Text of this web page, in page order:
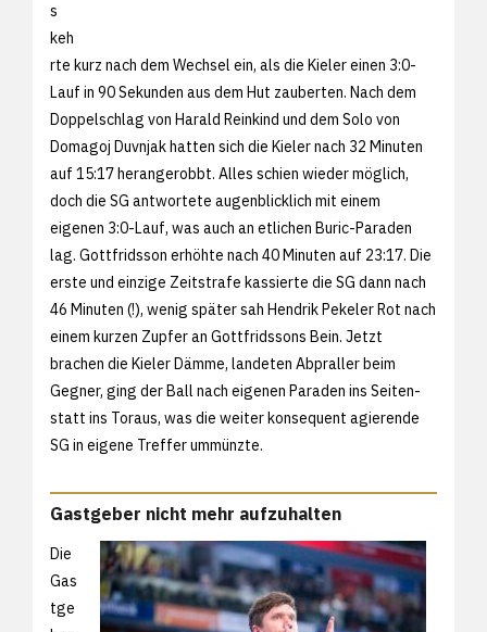
s
keh
rte kurz nach dem Wechsel ein, als die Kieler einen 3:0-
Lauf in 90 Sekunden aus dem Hut zauberten. Nach dem
Doppelschlag von Harald Reinkind und dem Solo von
Domagoj Duvnjak hatten sich die Kieler nach 32 Minuten
auf 15:17 herangerobbt. Alles schien wieder möglich,
doch die SG antwortete augenblicklich mit einem
eigenen 3:0-Lauf, was auch an etlichen Buric-Paraden
lag. Gottfridsson erhöhte nach 40 Minuten auf 23:17. Die
erste und einzige Zeitstrafe kassierte die SG dann nach
46 Minuten (!), wenig später sah Hendrik Pekeler Rot nach
einem kurzen Zupfer an Gottfridssons Bein. Jetzt
brachen die Kieler Dämme, landeten Abpraller beim
Gegner, ging der Ball nach eigenen Paraden ins Seiten-
statt ins Toraus, was die weiter konsequent agierende
SG in eigene Treffer ummünzte.
Gastgeber nicht mehr aufzuhalten
Die
Gas
tge